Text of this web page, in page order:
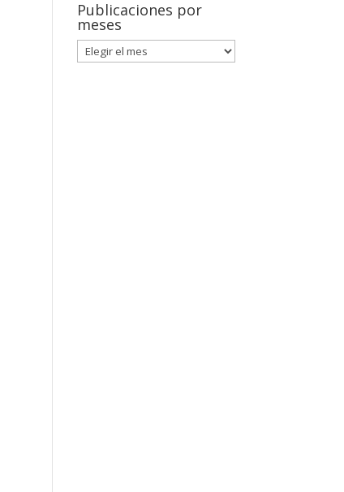
Publicaciones por
meses
Publicaciones
por